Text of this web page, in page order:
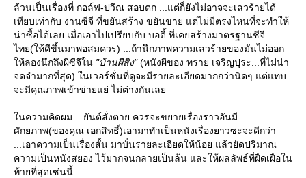
ล้วนเป็นเรื่องที่ กอล์ฟ-ปวีณ สอบตก ...แต่ก็ยังไม่อาจจะเลวร้ายได้
เทียบเท่ากับ งานซีจี ที่ขยันสร้าง ขยันขาย แต่ไม่มีตรงไหนที่จะทำให้
น่าซื้อได้เลย เมื่อเอาไปเปรียบกับ บอดี้ ที่เคยสร้างมาตรฐานซีจี
ไทย(ให้ดีขึ้นมาพอสมควร) ...ถ้านึกภาพความเลวร้ายของมันไม่ออก
ห้ลองนึกถึงผีซีจีใน "บ้านผีสิง"(หนังผีของ ทราย เจริญปุระ...ที่ไม่น่า
จดจำมากที่สุด) ในเวอร์ชั่นที่ดูจะมีรายละเอียดมากกว่านิดๆ แต่แทบ
จะมีคุณภาพเข้าข่ายแย่ ไม่ต่างกันเล
นความคิดผม ...ยันต์สั่งตาย ควรจะขยายเรื่องราวอันมี
ศักยภาพ(ของคุณ เอกสิทธิ์)เอามาทำเป็นหนังเรื่องยาวซะจะดีกว่า
...เอาความเป็นเรื่องสั้น มาบั่นรายละเอียดให้น้อย แล้วยัดปริมาณ
ความเป็นหนังสยอง ไว้มากจนกลายเป็นล้น และให้ผลลัพธ์ที่ฝืดเฝือใน
ท้ายที่สุดเช่นนี้